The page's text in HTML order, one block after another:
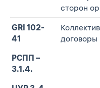
сторон
GRI 102-
41
РСПП –
3.1.4.
договоры